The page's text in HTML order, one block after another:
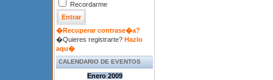
Recordarme
�Recuperar contrase�a?
�Quieres registrarte? Hazlo
aqu�
CALENDARIO DE EVENTOS
Enero 2009